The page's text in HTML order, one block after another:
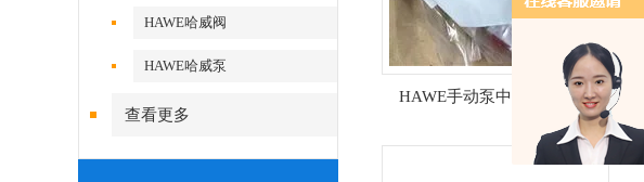
HAWE哈威阀
HAWE哈威泵
查看更多
HAWE手动泵中国有限公司